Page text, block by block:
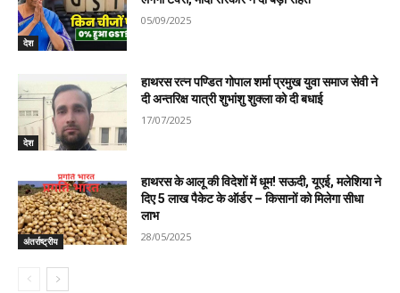
देश
05/09/2025
देश
हाथरस रत्न पण्डित गोपाल शर्मा प्रमुख युवा समाज सेवी ने
दी अन्तरिक्ष यात्री शुभांशु शुक्ला को दी बधाई
17/07/2025
अंतर्राष्ट्रीय
हाथरस के आलू की विदेशों में धूम! सऊदी, यूएई, मलेशिया ने
दिए 5 लाख पैकेट के ऑर्डर – किसानों को मिलेगा सीधा
लाभ
28/05/2025